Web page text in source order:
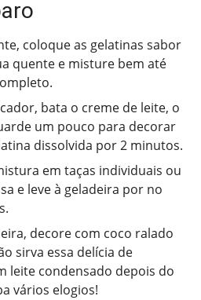
coloque as gelatinas sabor
quente e misture bem até
bata o creme de leite, o
um pouco para decorar
dissolvida por 2 minutos.
em taças individuais ou
e leve à geladeira por no
decore com coco ralado
sirva essa delícia de
leite condensado depois do
vários elogios!